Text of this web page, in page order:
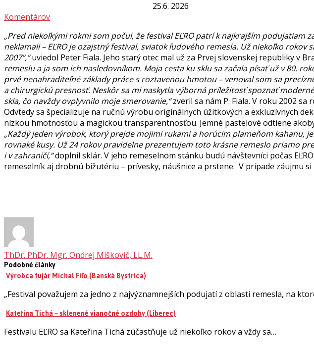
25.6. 2026
Komentárov
„Pred niekoľkými rokmi som počul, že festival EĽRO patrí k najkrajším
neklamali – EĽRO je ozajstný festival, sviatok ľudového remesla. Už niekoľko
2007“,“uviedol Peter Fiala. Jeho starý otec mal už za Prvej slovenskej republiky v
remeslu a ja som ich nasledovníkom. Moja cesta ku sklu sa začala písať už v 80.
prvé nenahraditeľné základy práce s roztavenou hmotou – venoval som sa
a chirurgickú presnosť. Neskôr sa mi naskytla výborná príležitosť spoznať
skla, čo navždy ovplyvnilo moje smerovanie,“zveril sa nám P. Fiala. V roku 2002
Odvtedy sa špecializuje na ručnú výrobu originálnych úžitkových a exkluzívnych
nízkou hmotnosťou a magickou transparentnosťou. Jemné pastelové odtiene
„Každý jeden výrobok, ktorý prejde mojimi rukami a horúcim plameňom kahanu,
rovnaké kusy. Už 24 rokov pravidelne prezentujem toto krásne remeslo priamo
i v zahraničí,“doplnil sklár. V jeho remeselnom stánku budú návštevníci počas
remeselník aj drobnú bižutériu – prívesky, náušnice a prstene. V prípade záujmu
ThDr. PhDr. Mgr. Ondrej Miškovič, LL.M.
Podobné články
Výrobca fujár Michal Fiľo (Banská Bystrica)
„Festival považujem za jedno z najvýznamnejších podujatí z oblasti remesla, na
Kateřina Tichá – sklenené vianočné ozdoby (Liberec)
Festivalu EĽRO sa Kateřina Tichá zúčastňuje už niekoľko rokov a vždy sa…